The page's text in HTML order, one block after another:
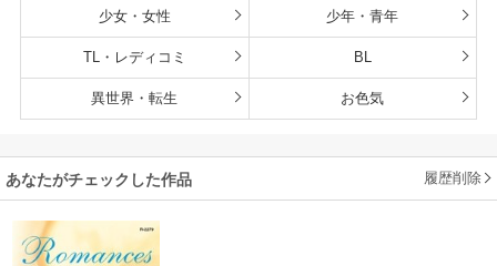
少女・女性 少年・青年
TL・レディコミ BL
異世界・転生 お色気
あなたがチェックした作品 履歴削除